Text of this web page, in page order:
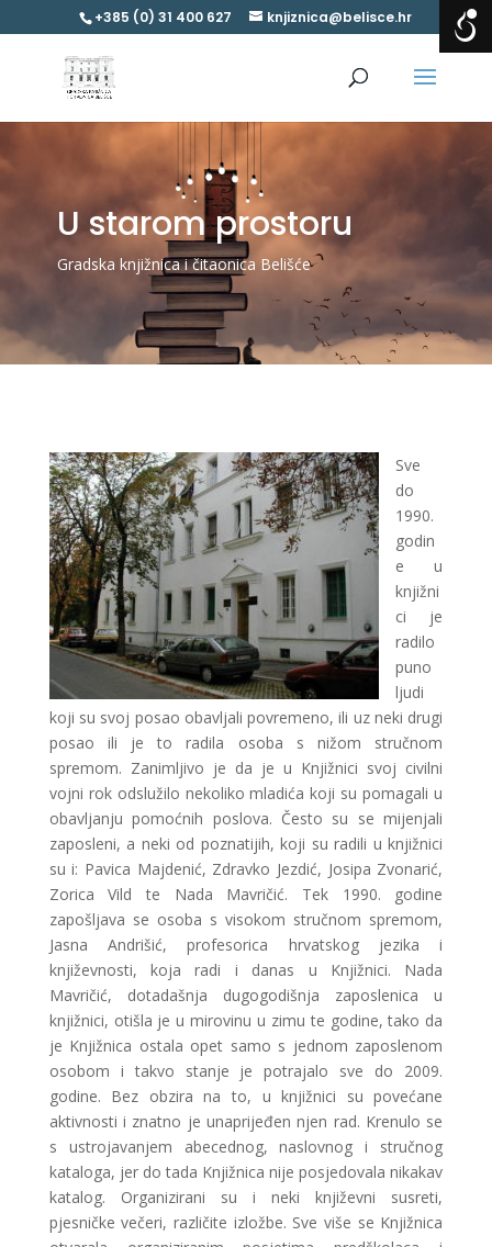
+385 (0) 31 400 627 knjiznica@belisce.hr
U starom prostoru
Gradska knjižnica i čitaonica Belišće
Sve
do
1990.
godin
e u
knjižni
ci je
radilo
puno
ljudi
koji su svoj posao obavljali povremeno, ili uz neki drugi
posao ili je to radila osoba s nižom stručnom
spremom. Zanimljivo je da je u Knjižnici svoj civilni
vojni rok odslužilo nekoliko mladića koji su pomagali u
obavljanju pomoćnih poslova. Često su se mijenjali
zaposleni, a neki od poznatijih, koji su radili u knjižnici
su i: Pavica Majdenić, Zdravko Jezdić, Josipa Zvonarić,
Zorica Vild te Nada Mavričić. Tek 1990. godine
zapošljava se osoba s visokom stručnom spremom,
Jasna Andrišić, profesorica hrvatskog jezika i
književnosti, koja radi i danas u Knjižnici. Nada
Mavričić, dotadašnja dugogodišnja zaposlenica u
knjižnici, otišla je u mirovinu u zimu te godine, tako da
je Knjižnica ostala opet samo s jednom zaposlenom
osobom i takvo stanje je potrajalo sve do 2009.
godine. Bez obzira na to, u knjižnici su povećane
aktivnosti i znatno je unaprijeđen njen rad. Krenulo se
s ustrojavanjem abecednog, naslovnog i stručnog
kataloga, jer do tada Knjižnica nije posjedovala nikakav
katalog. Organizirani su i neki književni susreti,
pjesničke večeri, različite izložbe. Sve više se Knjižnica